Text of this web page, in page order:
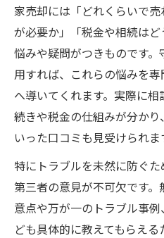
家売却には「どれくらいで
が必要か」「税金や相続は
悩みや疑問がつきものです
用すれば、これらの悩みを
へ導いてくれます。実際に
続きや税金の仕組みが分か
いった口コミも見受けられま
特にトラブルを未然に防ぐ
第三者の意見が不可欠です
意点や万が一のトラブル事
ども具体的に教えてもらえ